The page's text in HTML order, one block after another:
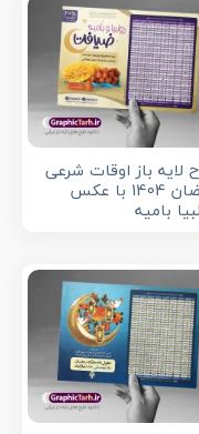
لایه باز اوقات شرعی
رمضان 1404 با عکس
بامیه